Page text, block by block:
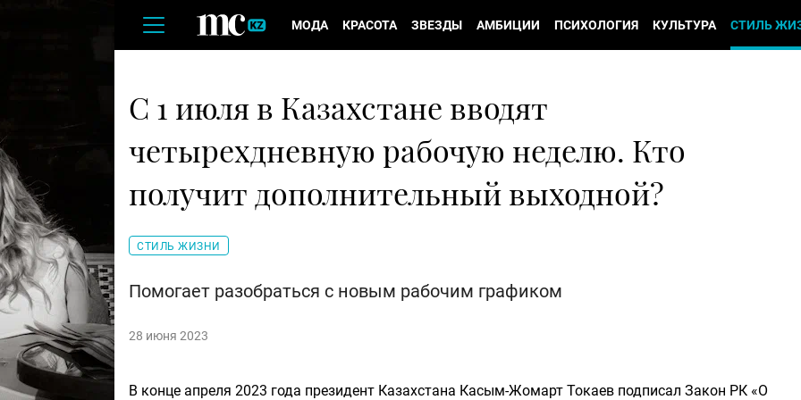
МОДА КРАСОТА ЗВЕЗДЫ АМБИЦИИ ПСИХОЛОГИЯ КУЛЬТУРА СТИЛЬ
С 1 июля в Казахстане вводят
четырехдневную рабочую неделю. Кто
получит дополнительный выходной?
СТИЛЬ ЖИЗНИ
Помогает разобраться с новым рабочим графиком
28 июня 2023
В конце апреля 2023 года президент Казахстана Касым-Жомарт Токаев подписал Закон РК «О